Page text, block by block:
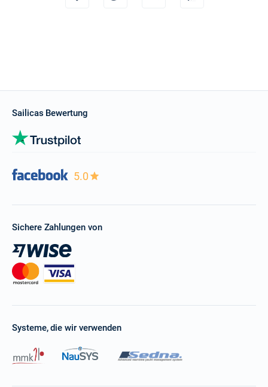
Sailicas Bewertung
5.0
Sichere Zahlungen von
Systeme, die wir verwenden